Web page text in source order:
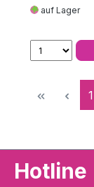
auf Lager
1
Hotline